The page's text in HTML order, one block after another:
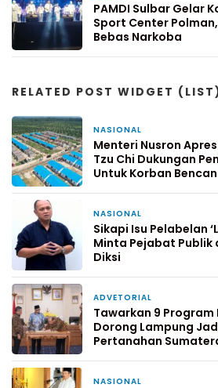
PAMDI Sulbar Gelar
Sport Center
Bebas Narkoba
RELATED POST WIDGET
NASIONAL
Menteri Nusron
Tzu Chi Dukungan
Untuk Korban
NASIONAL
Sikapi Isu Pelabelan
Minta Pejabat Publik
Diksi
ADVETORIAL
Tawarkan 9 Program
Dorong Lampung
Pertanahan
NASIONAL